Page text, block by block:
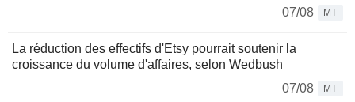
07/08
MT
La réduction des effectifs d'Etsy pourrait soutenir la
croissance du volume d'affaires, selon Wedbush
07/08
MT